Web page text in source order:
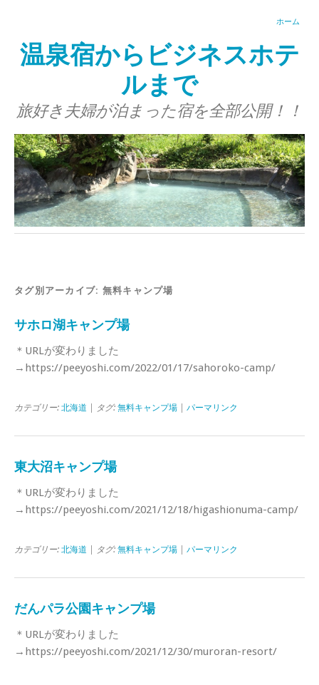
ホーム
温泉宿からビジネスホテ
ルまで
旅好き夫婦が泊まった宿を全部公開！！
タグ別アーカイブ: 無料キャンプ場
サホロ湖キャンプ場
＊URLが変わりました
→https://peeyoshi.com/2022/01/17/sahoroko-camp/
カテゴリー: 北海道 | タグ: 無料キャンプ場 パーマリンク
東大沼キャンプ場
＊URLが変わりました
→https://peeyoshi.com/2021/12/18/higashionuma-camp/
カテゴリー: 北海道 | タグ: 無料キャンプ場 パーマリンク
だんパラ公園キャンプ場
＊URLが変わりました
→https://peeyoshi.com/2021/12/30/muroran-resort/